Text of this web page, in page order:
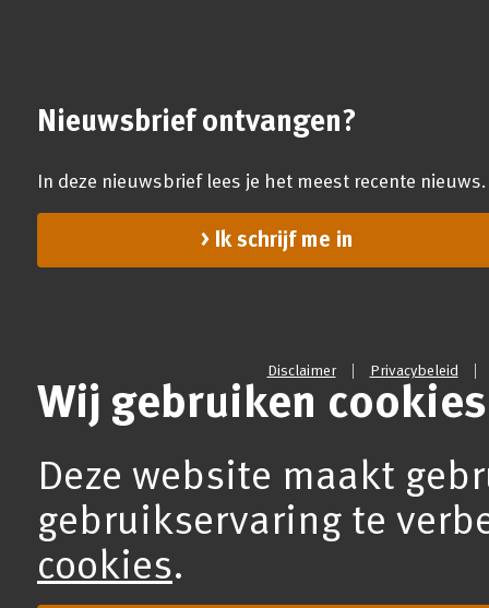
Nieuwsbrief ontvangen?
In deze nieuwsbrief lees je het meest recente nieuws.
Ik schrijf me in
Disclaimer Privacybeleid
Wij gebruiken cookies
Deze website maakt
gebruikservaring te
cookies.